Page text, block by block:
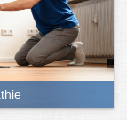
eigene
der
Geräte der Praxis
die